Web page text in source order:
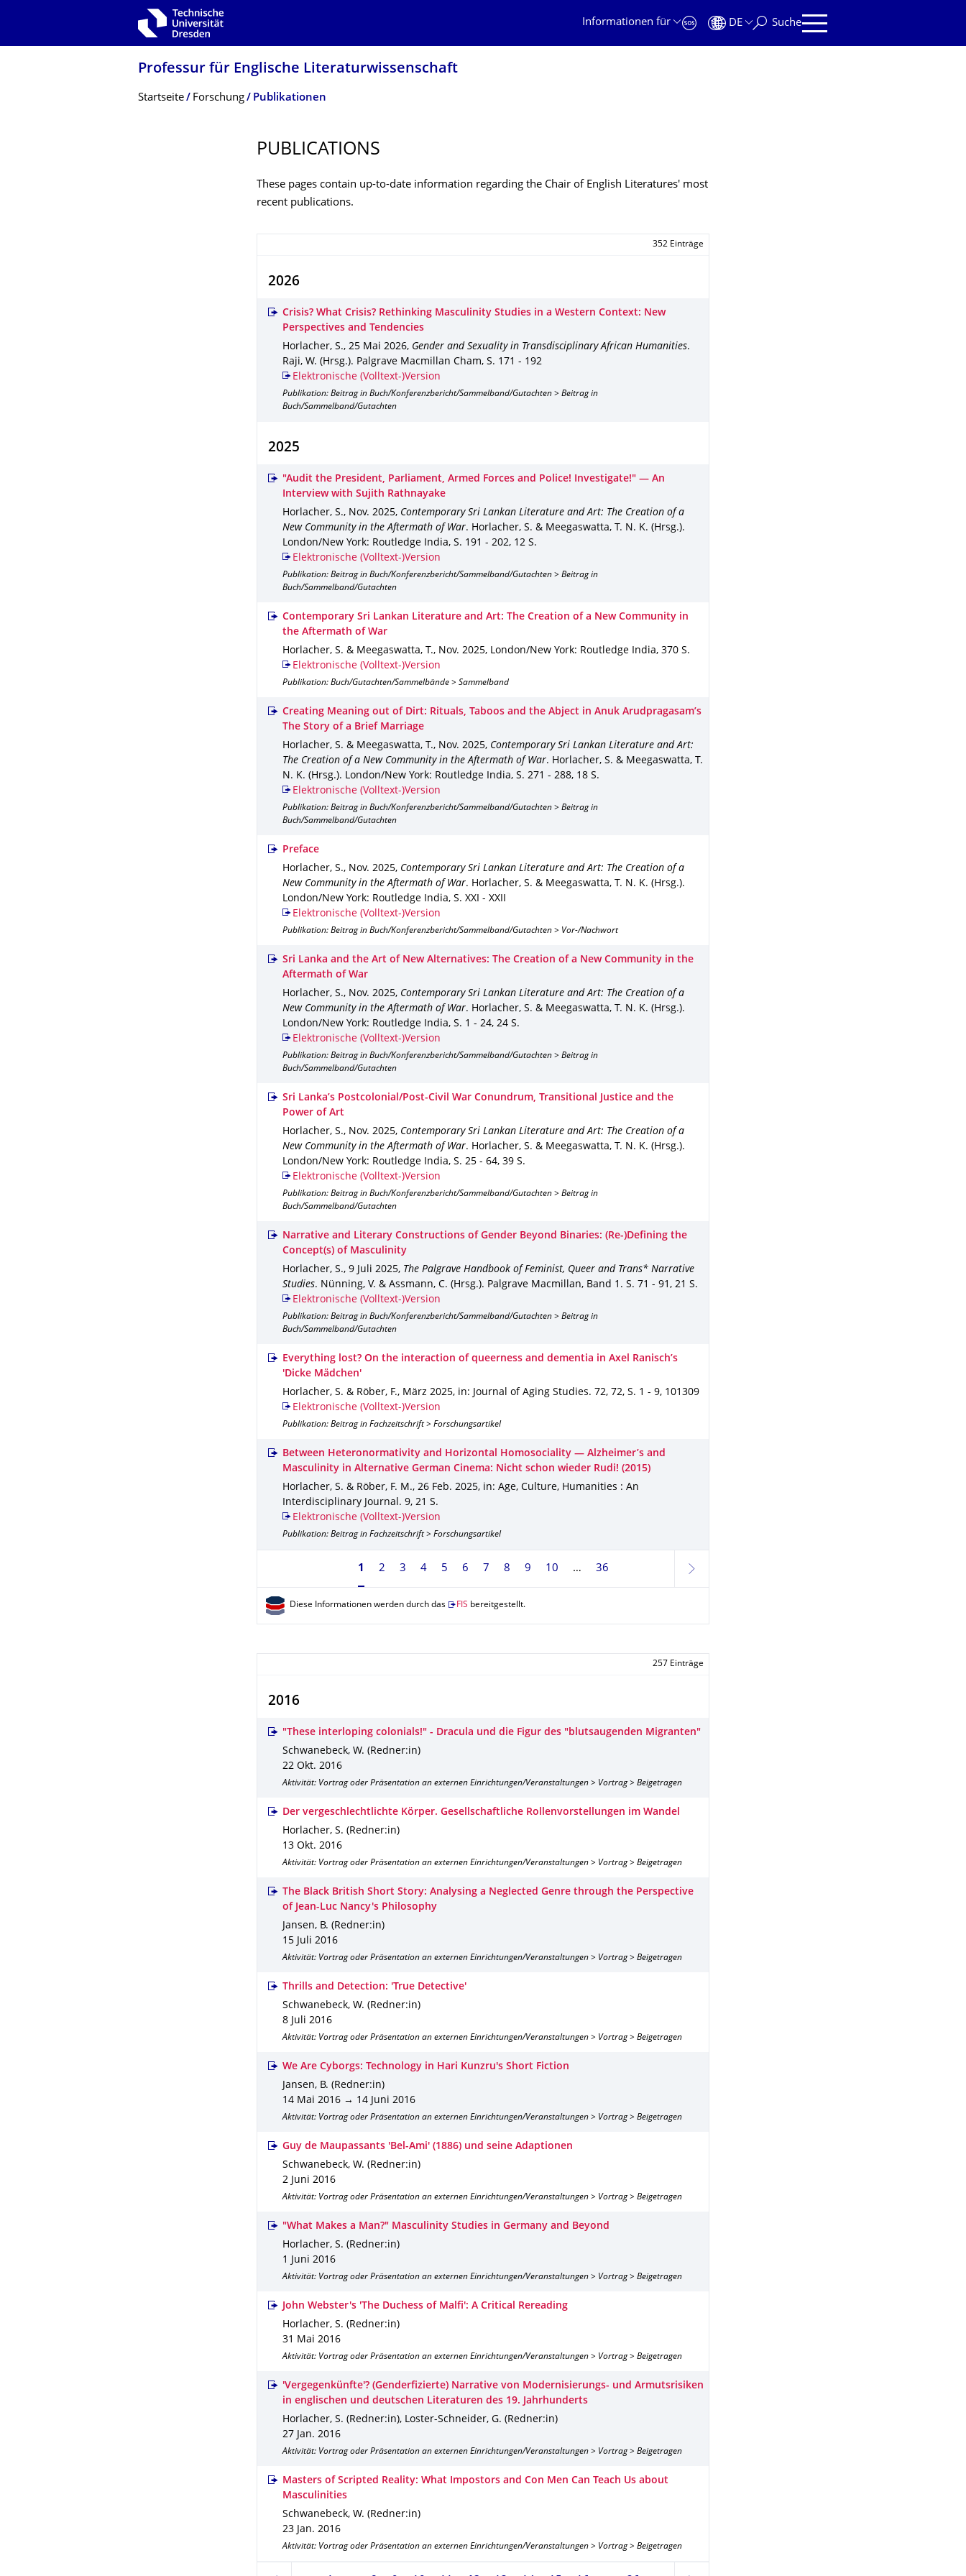
Zur Hauptnavigation springen
Informationen für
DE Suche
Professur für Englische Literaturwissen­schaft
Breadcrumb-Menü
Startseite Forschung Publikationen
PUBLICATIONS
These pages contain up-to-date information regarding the Chair of English Literatures' most
recent publications.
352 Einträge
2026
Crisis? What Crisis? Rethinking Masculinity Studies in a Western Context: New
Perspectives and Tendencies
Horlacher, S., 25 Mai 2026, Gender and Sexuality in Transdisciplinary African Humanities.
Raji, W. (Hrsg.). Palgrave Macmillan Cham, S. 171 - 192
Elektronische (Volltext-)Version
Publikation: Beitrag in Buch/Konferenzbericht/Sammelband/Gutachten > Beitrag in
Buch/Sammelband/Gutachten
2025
"Audit the President, Parliament, Armed Forces and Police! Investigate!" — An
Interview with Sujith Rathnayake
Horlacher, S., Nov. 2025, Contemporary Sri Lankan Literature and Art: The Creation of a
New Community in the Aftermath of War. Horlacher, S. & Meegaswatta, T. N. K. (Hrsg.).
London/New York: Routledge India, S. 191 - 202, 12 S.
Elektronische (Volltext-)Version
Publikation: Beitrag in Buch/Konferenzbericht/Sammelband/Gutachten > Beitrag in
Buch/Sammelband/Gutachten
Contemporary Sri Lankan Literature and Art: The Creation of a New Community in
the Aftermath of War
Horlacher, S. & Meegaswatta, T., Nov. 2025, London/New York: Routledge India, 370 S.
Elektronische (Volltext-)Version
Publikation: Buch/Gutachten/Sammelbände > Sammelband
Creating Meaning out of Dirt: Rituals, Taboos and the Abject in Anuk Arudpragasam’s
The Story of a Brief Marriage
Horlacher, S. & Meegaswatta, T., Nov. 2025, Contemporary Sri Lankan Literature and Art:
The Creation of a New Community in the Aftermath of War. Horlacher, S. & Meegaswatta, T.
N. K. (Hrsg.). London/New York: Routledge India, S. 271 - 288, 18 S.
Elektronische (Volltext-)Version
Publikation: Beitrag in Buch/Konferenzbericht/Sammelband/Gutachten > Beitrag in
Buch/Sammelband/Gutachten
Preface
Horlacher, S., Nov. 2025, Contemporary Sri Lankan Literature and Art: The Creation of a
New Community in the Aftermath of War. Horlacher, S. & Meegaswatta, T. N. K. (Hrsg.).
London/New York: Routledge India, S. XXI - XXII
Elektronische (Volltext-)Version
Publikation: Beitrag in Buch/Konferenzbericht/Sammelband/Gutachten > Vor-/Nachwort
Sri Lanka and the Art of New Alternatives: The Creation of a New Community in the
Aftermath of War
Horlacher, S., Nov. 2025, Contemporary Sri Lankan Literature and Art: The Creation of a
New Community in the Aftermath of War. Horlacher, S. & Meegaswatta, T. N. K. (Hrsg.).
London/New York: Routledge India, S. 1 - 24, 24 S.
Elektronische (Volltext-)Version
Publikation: Beitrag in Buch/Konferenzbericht/Sammelband/Gutachten > Beitrag in
Buch/Sammelband/Gutachten
Sri Lanka’s Postcolonial/Post-Civil War Conundrum, Transitional Justice and the
Power of Art
Horlacher, S., Nov. 2025, Contemporary Sri Lankan Literature and Art: The Creation of a
New Community in the Aftermath of War. Horlacher, S. & Meegaswatta, T. N. K. (Hrsg.).
London/New York: Routledge India, S. 25 - 64, 39 S.
Elektronische (Volltext-)Version
Publikation: Beitrag in Buch/Konferenzbericht/Sammelband/Gutachten > Beitrag in
Buch/Sammelband/Gutachten
Narrative and Literary Constructions of Gender Beyond Binaries: (Re-)Defining the
Concept(s) of Masculinity
Horlacher, S., 9 Juli 2025, The Palgrave Handbook of Feminist, Queer and Trans* Narrative
Studies. Nünning, V. & Assmann, C. (Hrsg.). Palgrave Macmillan, Band 1 . S. 71 - 91 , 21 S.
Elektronische (Volltext-)Version
Publikation: Beitrag in Buch/Konferenzbericht/Sammelband/Gutachten > Beitrag in
Buch/Sammelband/Gutachten
Everything lost? On the interaction of queerness and dementia in Axel Ranisch’s
'Dicke Mädchen'
Horlacher, S. & Röber, F., März 2025, in: Journal of Aging Studies. 72, 72, S. 1 - 9, 101309
Elektronische (Volltext-)Version
Publikation: Beitrag in Fachzeitschrift > Forschungsartikel
Between Heteronormativity and Horizontal Homosociality — Alzheimer’s and
Masculinity in Alternative German Cinema: Nicht schon wieder Rudi! (2015)
Horlacher, S. & Röber, F. M., 26 Feb. 2025, in: Age, Culture, Humanities : An
Interdisciplinary Journal . 9, 21 S.
Elektronische (Volltext-)Version
Publikation: Beitrag in Fachzeitschrift > Forschungsartikel
Seite 1, aktuell ausgewählt
1 2 3 4 5 6 7 8 9 10 36
weiter
Diese Informationen werden durch das FIS bereitgestellt.
257 Einträge
2016
"These interloping colonials!" - Dracula und die Figur des "blutsaugenden Migranten"
Schwanebeck, W. (Redner:in)
22 Okt. 2016
Aktivität: Vortrag oder Präsentation an externen Einrichtungen/Veranstaltungen > Vortrag > Beigetragen
Der vergeschlechtlichte Körper. Gesellschaftliche Rollenvorstellungen im Wandel
Horlacher, S. (Redner:in)
13 Okt. 2016
Aktivität: Vortrag oder Präsentation an externen Einrichtungen/Veranstaltungen > Vortrag > Beigetragen
The Black British Short Story: Analysing a Neglected Genre through the Perspective
of Jean-Luc Nancy's Philosophy
Jansen, B. (Redner:in)
15 Juli 2016
Aktivität: Vortrag oder Präsentation an externen Einrichtungen/Veranstaltungen > Vortrag > Beigetragen
Thrills and Detection: 'True Detective'
Schwanebeck, W. (Redner:in)
8 Juli 2016
Aktivität: Vortrag oder Präsentation an externen Einrichtungen/Veranstaltungen > Vortrag > Beigetragen
We Are Cyborgs: Technology in Hari Kunzru's Short Fiction
Jansen, B. (Redner:in)
14 Mai 2016 → 14 Juni 2016
Aktivität: Vortrag oder Präsentation an externen Einrichtungen/Veranstaltungen > Vortrag > Beigetragen
Guy de Maupassants 'Bel-Ami' (1886) und seine Adaptionen
Schwanebeck, W. (Redner:in)
2 Juni 2016
Aktivität: Vortrag oder Präsentation an externen Einrichtungen/Veranstaltungen > Vortrag > Beigetragen
"What Makes a Man?" Masculinity Studies in Germany and Beyond
Horlacher, S. (Redner:in)
1 Juni 2016
Aktivität: Vortrag oder Präsentation an externen Einrichtungen/Veranstaltungen > Vortrag > Beigetragen
John Webster's 'The Duchess of Malfi': A Critical Rereading
Horlacher, S. (Redner:in)
31 Mai 2016
Aktivität: Vortrag oder Präsentation an externen Einrichtungen/Veranstaltungen > Vortrag > Beigetragen
'Vergegenkünfte'? (Genderfizierte) Narrative von Modernisierungs- und Armutsrisiken
in englischen und deutschen Literaturen des 19. Jahrhunderts
Horlacher, S. (Redner:in), Loster-Schneider, G. (Redner:in)
27 Jan. 2016
Aktivität: Vortrag oder Präsentation an externen Einrichtungen/Veranstaltungen > Vortrag > Beigetragen
Masters of Scripted Reality: What Impostors and Con Men Can Teach Us about
Masculinities
Schwanebeck, W. (Redner:in)
23 Jan. 2016
Aktivität: Vortrag oder Präsentation an externen Einrichtungen/Veranstaltungen > Vortrag > Beigetragen